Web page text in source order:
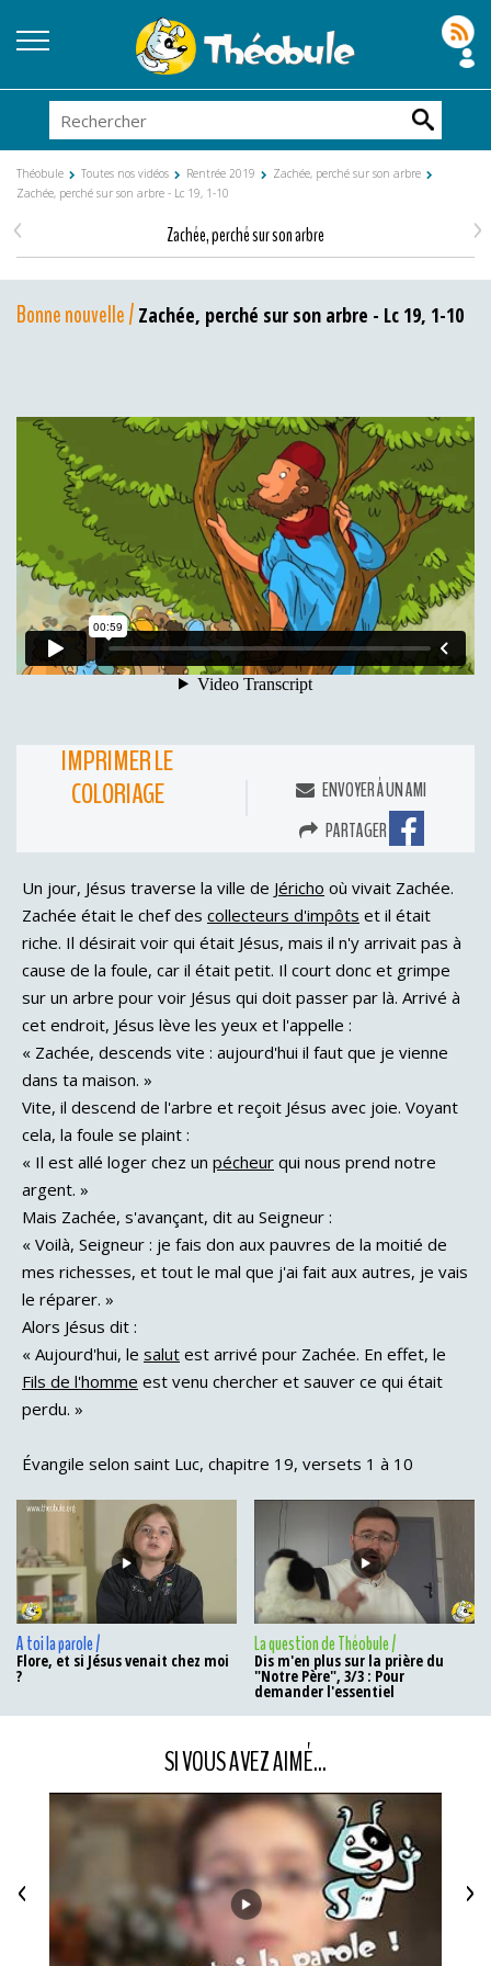
Théobule Toutes nos vidéos Rentrée 2019
Zachée, perché sur son arbre
Zachée, perché sur son arbre - Lc 19, 1-10
Zachée, perché sur son arbre
< >
Bonne nouvelle / Zachée, perché sur son arbre - Lc 19, 1-10
IMPRIMER LE
COLORIAGE
ENVOYER À UN AMI
PARTAGER
Un jour, Jésus traverse la ville de Jéricho où vivait Zachée.
Zachée était le chef des collecteurs d'impôts et il était
riche. Il désirait voir qui était Jésus, mais il n'y arrivait pas à
cause de la foule, car il était petit. Il court donc et grimpe
sur un arbre pour voir Jésus qui doit passer par là. Arrivé à
cet endroit, Jésus lève les yeux et l'appelle :
« Zachée, descends vite : aujourd'hui il faut que je vienne
dans ta maison. »
Vite, il descend de l'arbre et reçoit Jésus avec joie. Voyant
cela, la foule se plaint :
« Il est allé loger chez un pécheur qui nous prend notre
argent. »
Mais Zachée, s'avançant, dit au Seigneur :
« Voilà, Seigneur : je fais don aux pauvres de la moitié de
mes richesses, et tout le mal que j'ai fait aux autres, je vais
le réparer. »
Alors Jésus dit :
« Aujourd'hui, le salut est arrivé pour Zachée. En effet, le
Fils de l'homme est venu chercher et sauver ce qui était
perdu. »
Évangile selon saint Luc, chapitre 19, versets 1 à 10
A toi la parole /
Flore, et si Jésus venait chez moi
?
La question de Théobule /
Dis m'en plus sur la prière du
"Notre Père", 3/3 : Pour
demander l'essentiel
SI VOUS AVEZ AIMÉ...
< >